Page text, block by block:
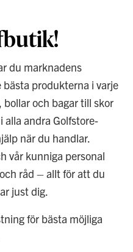
du marknadens
produkterna i varje
och bagar till skor
alla andra Golfstore-
när du handlar.
vår kunniga personal
råd – allt för att du
just dig.
för bästa möjliga